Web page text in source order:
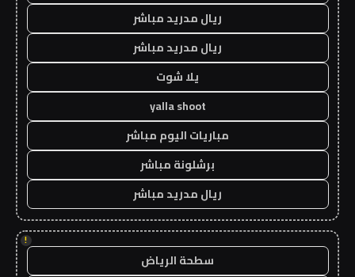
ريال مدريد مباشر
ريال مدريد مباشر
يلا شوت
yalla shoot
مباريات اليوم مباشر
برشلونة مباشر
ريال مدريد مباشر
!
سطحة الرياض